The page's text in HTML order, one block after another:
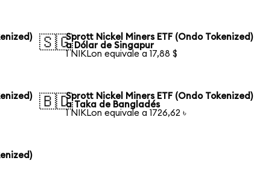
🇸🇬Sprott Nickel Miners ETF (Ondo Tokenized)
a Dólar de Singapur
1 NIKLon equivale a 17,88 $
🇧🇩Sprott Nickel Miners ETF (Ondo Tokenized)
a Taka de Bangladés
1 NIKLon equivale a 1726,62 ৳